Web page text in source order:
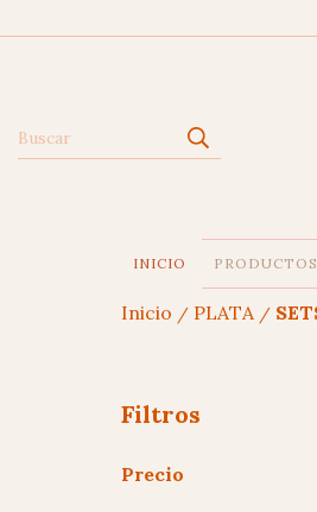
INICIO PRODUCTOS
Inicio / PLATA /
Filtros
Precio